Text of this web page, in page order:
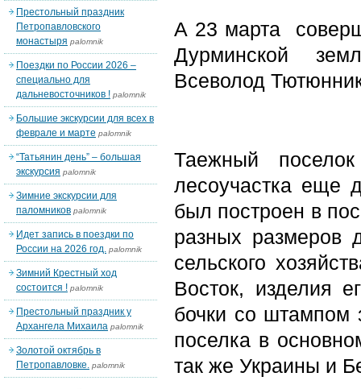
А 23 марта
Дурминской
Всеволод
Таежный
лесоучастка еще
был построен в
разных размеров
сельского
Восток, изделия
бочки со штампом
поселка в
так же Украины и
Престольный праздник
Петропавловского
монастыря palomnik
Поездки по России 2026 –
специально для
дальневосточников ! palomnik
Большие экскурсии для всех в
феврале и марте palomnik
“Татьянин день” – большая
экскурсия palomnik
Зимние экскурсии для
паломников palomnik
Идет запись в поездки по
России на 2026 год. palomnik
Зимний Крестный ход
состоится ! palomnik
Престольный праздник у
Архангела Михаила palomnik
Золотой октябрь в
Петропавловке. palomnik